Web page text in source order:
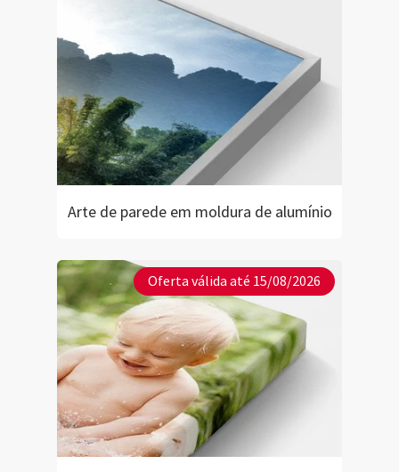
Arte de parede em moldura de alumínio
Oferta válida até 15/08/2026